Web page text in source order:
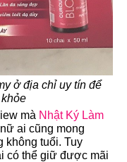
ở địa chỉ uy tín để
mà Nhật Ký Làm
ai cũng mong
không tuổi. Tuy
có thể giữ được mãi